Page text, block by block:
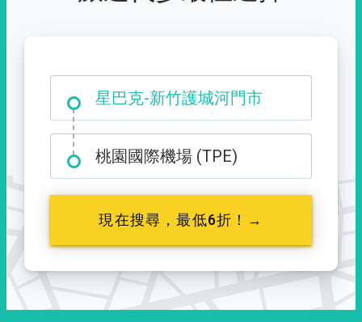
大霸尖山登山口
桃園國際機場 (TPE)
現在搜尋，最低6折！→